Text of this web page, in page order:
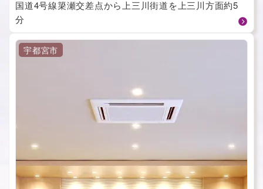
国道4号線簗瀬交差点から上三川街道を上三川方面約5
分
宇都宮市